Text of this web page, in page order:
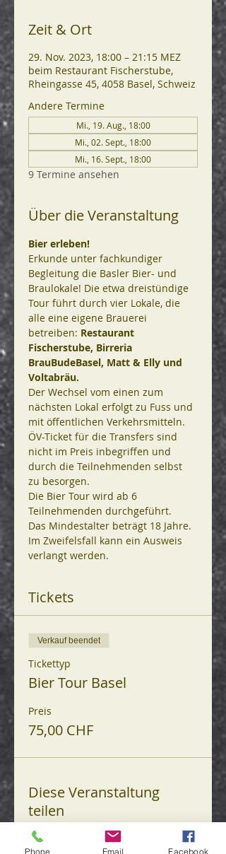
Zeit & Ort
29. Nov. 2023, 18:00 – 21:15 MEZ
beim Restaurant Fischerstube,
Rheingasse 45, 4058 Basel, Schweiz
Andere Termine
Mi., 19. Aug., 18:00
Mi., 02. Sept., 18:00
Mi., 16. Sept., 18:00
9 Termine ansehen
Über die Veranstaltung
Bier erleben!
Erkunde unter fachkundiger
Begleitung die Basler Bier- und
Braulokale! Die etwa dreistündige
Tour führt durch vier Lokale, die
alle eine eigene Brauerei
betreiben: Restaurant
Fischerstube, Birreria
BrauBudeBasel, Matt & Elly und
Voltabräu.
Der Wechsel vom einen zum
nächsten Lokal erfolgt zu Fuss und
mit öffentlichen Verkehrsmitteln.
ÖV-Ticket für die Transfers sind
nicht im Preis inbegriffen und
durch die Teilnehmenden selbst
zu besorgen.
Die Bier Tour wird ab 6
Teilnehmenden durchgeführt.
Das Mindestalter beträgt 18 Jahre.
Im Zweifelsfall kann ein Ausweis
verlangt werden.
Tickets
Verkauf beendet
Tickettyp
Bier Tour Basel
Preis
75,00 CHF
Diese Veranstaltung
teilen
Phone Email Facebook